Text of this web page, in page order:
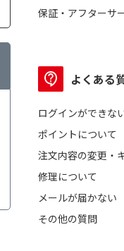
保証・アフターサ
よくある
ログインができな
ポイントについて
注文内容の変更・
修理について
メールが届かない
その他の質問